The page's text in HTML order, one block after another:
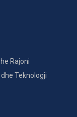
Rajoni
Teknologji